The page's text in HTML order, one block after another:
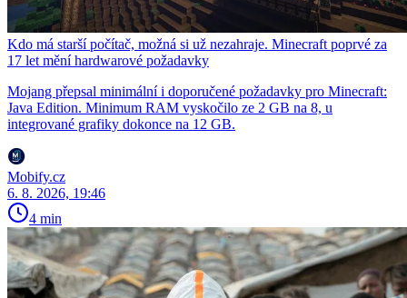
Kdo má starší počítač, možná si už nezahraje. Minecraft poprvé za
17 let mění hardwarové požadavky
Mojang přepsal minimální i doporučené požadavky pro Minecraft:
Java Edition. Minimum RAM vyskočilo ze 2 GB na 8, u
integrované grafiky dokonce na 12 GB.
Mobify.cz
6. 8. 2026, 19:46
4 min